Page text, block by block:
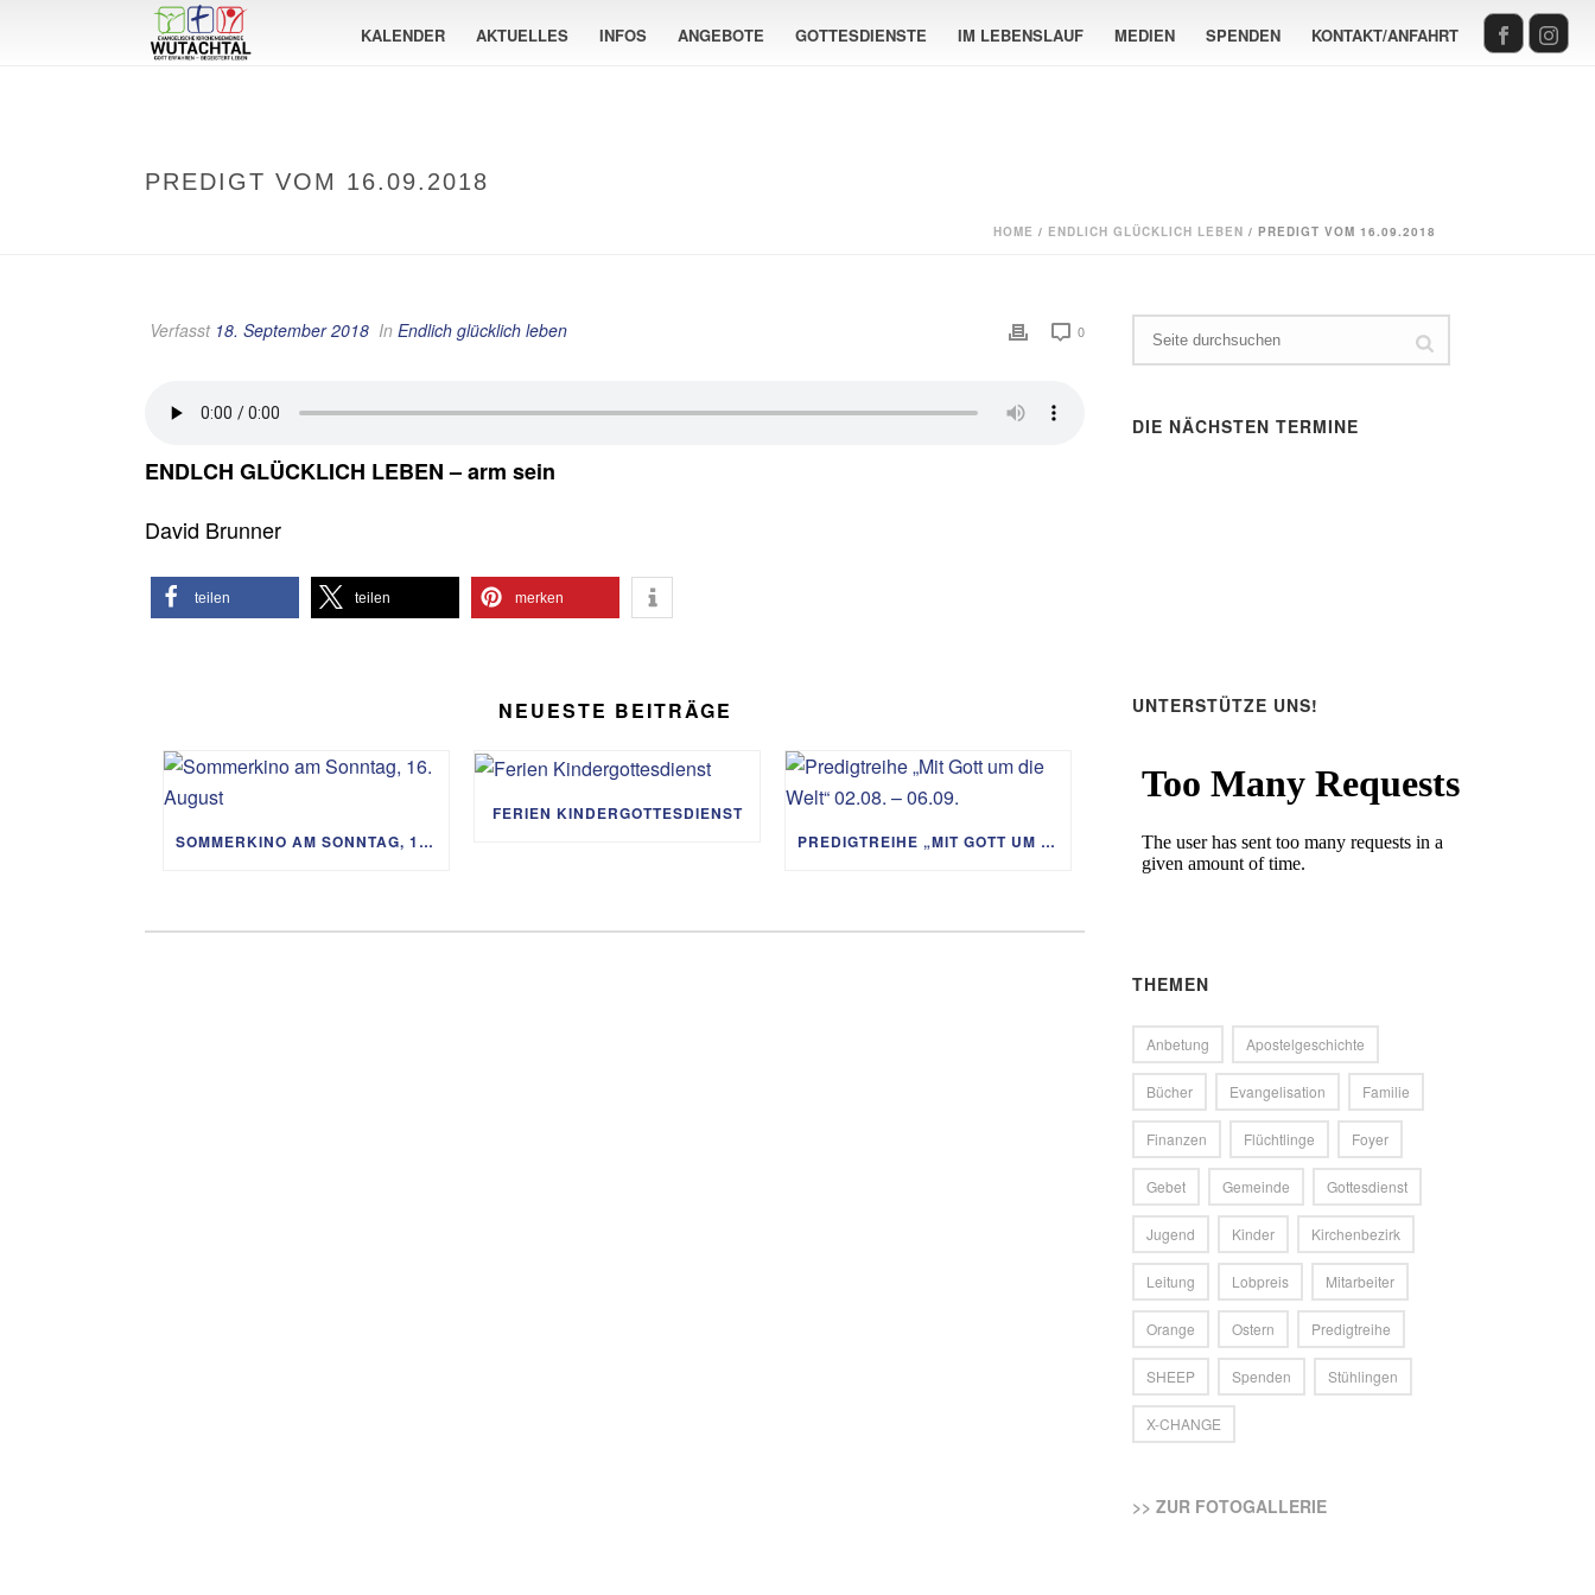
KALENDER AKTUELLES INFOS ANGEBOTE GOTTESDIENSTE IM LEBENSLAUF MEDIEN SPENDEN KONTAKT/ANFAHRT
PREDIGT VOM 16.09.2018
HOME / ENDLICH GLÜCKLICH LEBEN / PREDIGT VOM 16.09.2018
Verfasst 18. September 2018 In Endlich glücklich leben 0
ENDLCH GLÜCKLICH LEBEN – arm sein
David Brunner
teilen teilen merken
NEUESTE BEITRÄGE
SOMMERKINO AM SONNTAG, 16. AUGUST
FERIEN KINDERGOTTESDIENST
PREDIGTREIHE „MIT GOTT UM DIE WELT“ 02.08. – 06.09.
DIE NÄCHSTEN TERMINE
UNTERSTÜTZE UNS!
THEMEN
Anbetung Apostelgeschichte
Bücher Evangelisation Familie
Finanzen Flüchtlinge Foyer
Gebet Gemeinde Gottesdienst
Jugend Kinder Kirchenbezirk
Leitung Lobpreis Mitarbeiter
Orange Ostern Predigtreihe
SHEEP Spenden Stühlingen
X-CHANGE
>> ZUR FOTOGALLERIE